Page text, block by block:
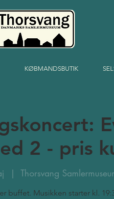
KØBMANDSBUTIK
2 - pris
  |
Thorsvang
buffet. Musikken starter kl.